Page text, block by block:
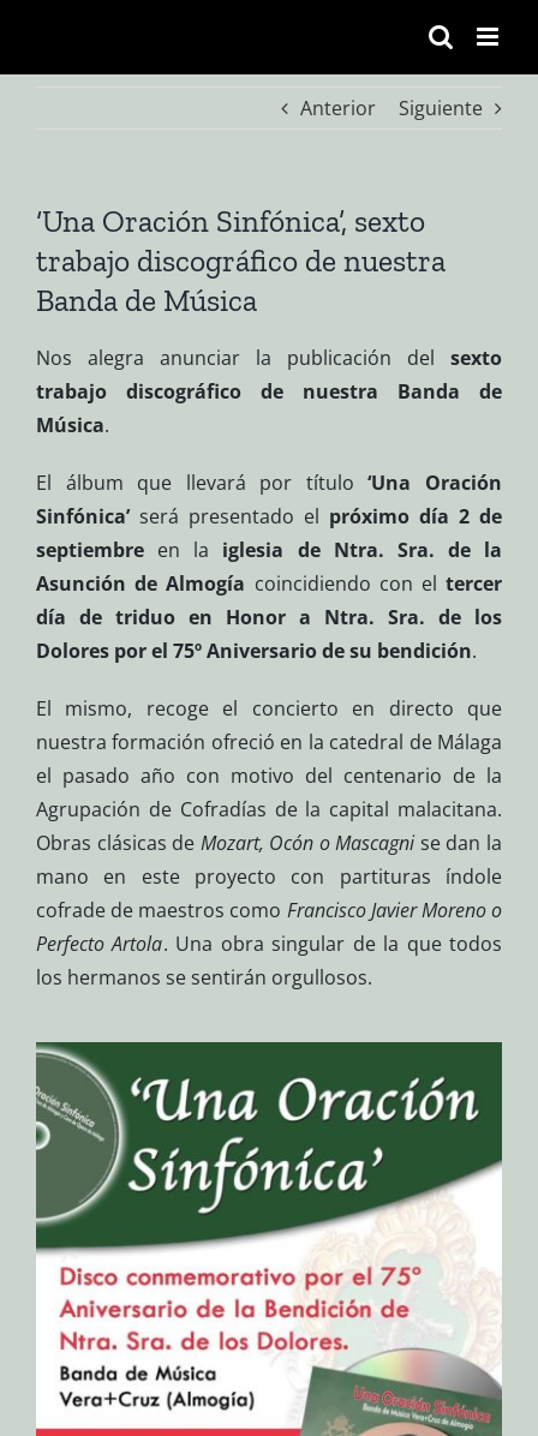
contenido
Anterior
Siguiente
‘Una Oración Sinfónica’, sexto
trabajo discográfico de nuestra
Banda de Música
Nos alegra anunciar la publicación delsexto
trabajo discográfico de nuestra Banda de
Música.
El álbum que llevará por título‘Una Oración
Sinfónica’será presentado el próximo día 2 de
septiembreen la iglesia de Ntra. Sra. de la
Asunción de Almogía coincidiendo con eltercer
día de triduo en Honor a Ntra. Sra. de los
Dolores por el 75º Aniversario de su bendición.
El mismo, recoge el concierto en directo que
nuestra formación ofreció en la catedral de Málaga
el pasado año con motivo del centenario de la
Agrupación de Cofradías de la capital malacitana.
Obras clásicas de Mozart, Ocón o Mascagni se dan la
mano en este proyecto con partituras índole
cofrade de maestros como Francisco Javier Moreno o
Perfecto Artola. Una obra singular de la que todos
los hermanos se sentirán orgullosos.